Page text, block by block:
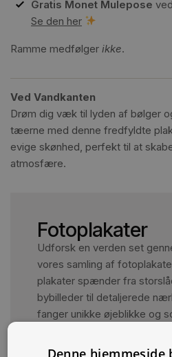
Gratis Monet Mulepose
Se den her
Ramme medfølger ikke.
Ved Vandkanten
Drøm dig væk til lyden af bølger
tæerne med denne fredfyldte
evige skønhed, perfekt til at
atmosfære.
Fotoplakater
Udforsk en verden set
vores samling af
plakater spænder fra
bybilleder til detaljerede
fanger unikke øjeblikke og
og æstetik ind i dit hjem
Denne hjemmeside